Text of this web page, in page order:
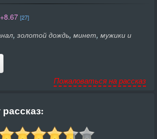
+8.67 [27]
, золотой дождь, минет, мужики и
Пожаловаться на рассказ